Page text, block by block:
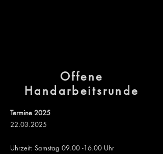
Offene
Handarbeitsrunde
Termine 2025
22.03.2025
Uhrzeit: Samstag 09.00 -16.00 Uhr